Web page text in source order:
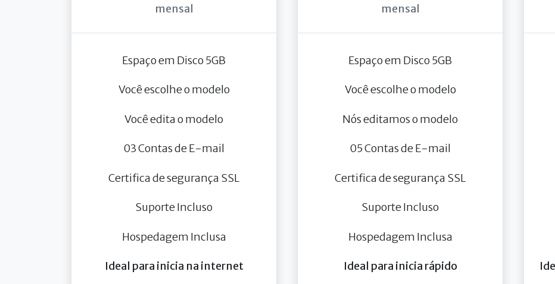
mensal
Espaço em Disco 5GB
Você escolhe o modelo
Você edita o modelo
03 Contas de E-mail
Certifica de segurança SSL
Suporte Incluso
Hospedagem Inclusa
Ideal para inicia na internet
mensal
Espaço em Disco 5GB
Você escolhe o modelo
Nós editamos o modelo
05 Contas de E-mail
Certifica de segurança SSL
Suporte Incluso
Hospedagem Inclusa
Ideal para inicia rápido